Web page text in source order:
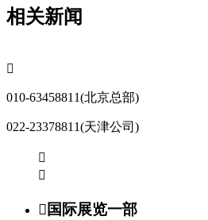
相关新闻

010-63458811(北京总部)
022-23378811(天津公司)


国际展览一部